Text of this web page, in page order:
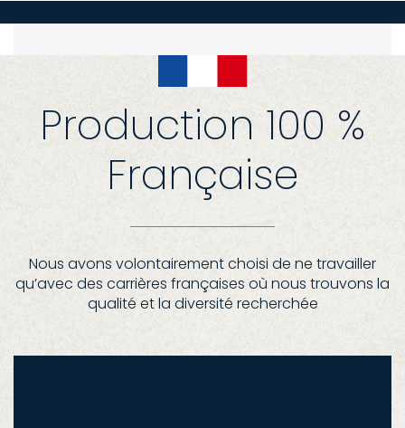
Production 100 %
Française
Nous avons volontairement choisi de ne travailler
qu’avec des carrières françaises où nous trouvons la
qualité et la diversité recherchée